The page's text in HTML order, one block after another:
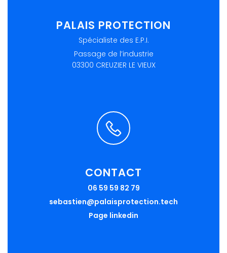
PALAIS PROTECTION
Spécialiste des E.P.I.
Passage de l’industrie
03300 CREUZIER LE VIEUX
CONTACT
06 59 59 82 79
sebastien@palaisprotection.tech
Page linkedin